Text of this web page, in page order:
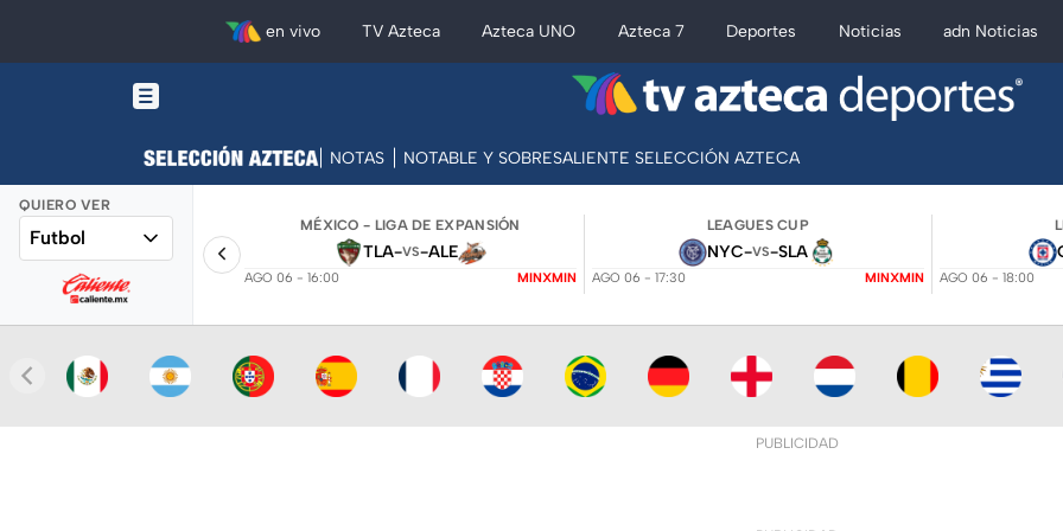
en vivo TV Azteca Azteca UNO Azteca 7 Deportes Noticias adn Noticias
NOTAS NOTABLE Y SOBRESALIENTE SELECCIÓN AZTECA
QUIERO VER
Futbol
MÉXICO - LIGA DE EXPANSIÓN
TLA-VS-ALE
AGO 06 - 16:00 MINXMIN
LEAGUES CUP
NYC-VS-SLA
AGO 06 - 17:30 MINXMIN AGO 06 - 18:00
PUBLICIDAD